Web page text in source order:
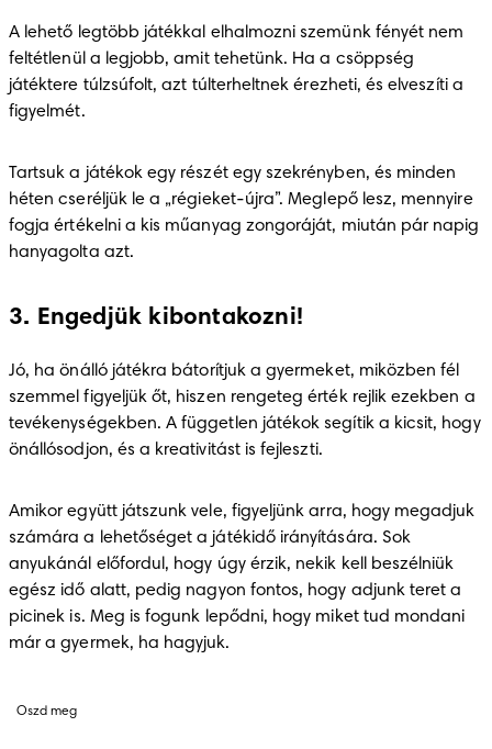
A lehető legtöbb játékkal elhalmozni szemünk fényét nem
feltétlenül a legjobb, amit tehetünk. Ha a csöppség
játéktere túlzsúfolt, azt túlterheltnek érezheti, és elveszíti a
figyelmét.
Tartsuk a játékok egy részét egy szekrényben, és minden
héten cseréljük le a „régieket-újra”. Meglepő lesz, mennyire
fogja értékelni a kis műanyag zongoráját, miután pár napig
hanyagolta azt.
3. Engedjük kibontakozni!
Jó, ha önálló játékra bátorítjuk a gyermeket, miközben fél
szemmel figyeljük őt, hiszen rengeteg érték rejlik ezekben a
tevékenységekben. A független játékok segítik a kicsit, hogy
önállósodjon, és a kreativitást is fejleszti.
Amikor együtt játszunk vele, figyeljünk arra, hogy megadjuk
számára a lehetőséget a játékidő irányítására. Sok
anyukánál előfordul, hogy úgy érzik, nekik kell beszélniük
egész idő alatt, pedig nagyon fontos, hogy adjunk teret a
picinek is. Meg is fogunk lepődni, hogy miket tud mondani
már a gyermek, ha hagyjuk.
Oszd meg